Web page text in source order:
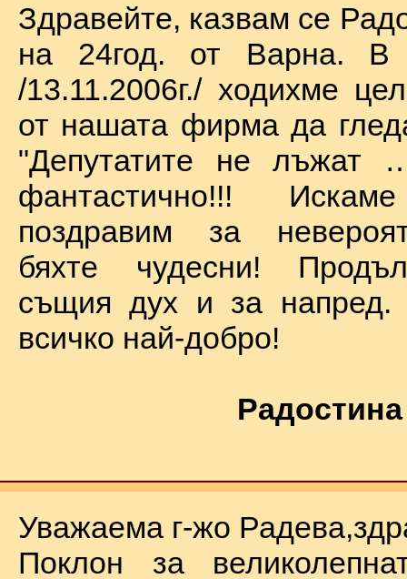
Здравейте, казвам се
на 24год. от Варна. В
/13.11.2006г./ ходихме
от нашата фирма да
"Депутатите не
фантастично!!!
поздравим за
бяхте чудесни!
същия дух и за
всичко най-добро!
Уважаема г-жо
Поклон за